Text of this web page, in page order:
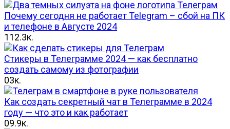
Почему сегодня не работает Telegram – сбой на ПК
и телефоне в Августе 2024
112.3к.
Стикеры в Телеграмме 2024 — как бесплатно
создать самому из фотографии
03к.
Как создать секретный чат в Телеграмме в 2024
году — что это и как работает
09.9к.